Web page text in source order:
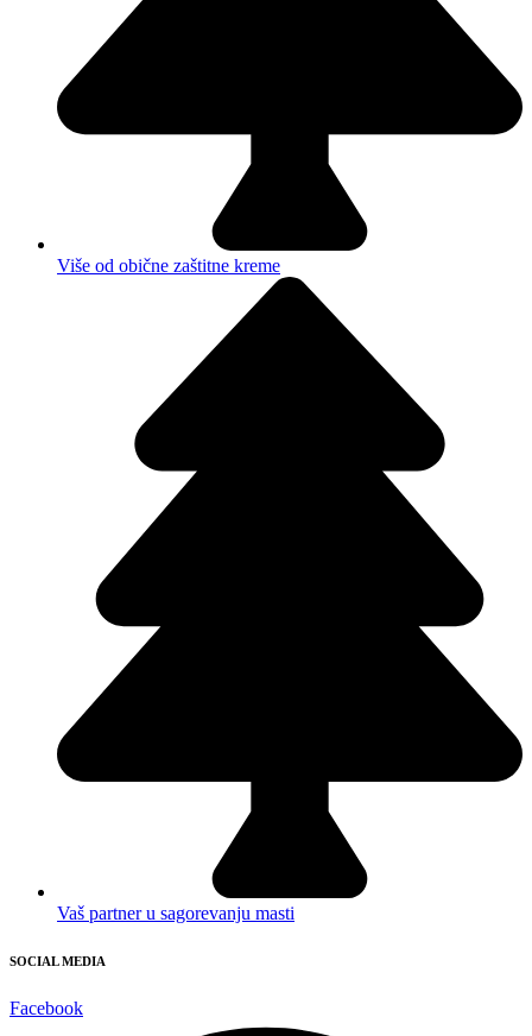
Više od obične zaštitne kreme
Vaš partner u sagorevanju masti
SOCIAL MEDIA
Facebook